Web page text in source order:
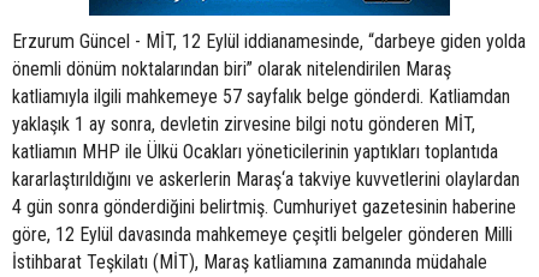
Erzurum Güncel - MİT, 12 Eylül iddianamesinde, “darbeye giden yolda
önemli dönüm noktalarından biri” olarak nitelendirilen Maraş
katliamıyla ilgili mahkemeye 57 sayfalık belge gönderdi. Katliamdan
yaklaşık 1 ay sonra, devletin zirvesine bilgi notu gönderen MİT,
katliamın MHP ile Ülkü Ocakları yöneticilerinin yaptıkları toplantıda
kararlaştırıldığını ve askerlerin Maraş‘a takviye kuvvetlerini olaylardan
4 gün sonra gönderdiğini belirtmiş. Cumhuriyet gazetesinin haberine
göre, 12 Eylül davasında mahkemeye çeşitli belgeler gönderen Milli
İstihbarat Teşkilatı (MİT), Maraş katliamına zamanında müdahale